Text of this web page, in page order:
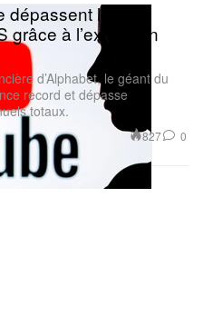
les
grâce à l’explosion
d’Alphabet, le géant du
record et dépasse
totaux.
827 0